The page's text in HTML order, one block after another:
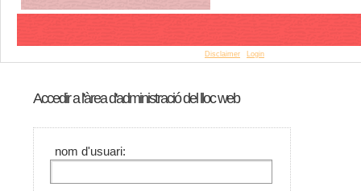
Disclaimer Login
Accedir a l'àrea d'administració del lloc web
nom d'usuari: